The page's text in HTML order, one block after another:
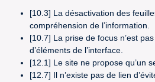
[10.3] La désactivation des
compréhension de l’information.
[10.7] La prise de focus n’est
d’éléments de l’interface.
[12.1] Le site ne propose qu’un
[12.7] Il n’existe pas de lien